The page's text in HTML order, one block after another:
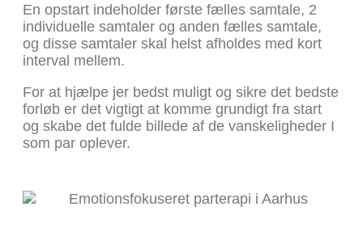
En opstart indeholder første fælles samtale, 2
individuelle samtaler og anden fælles samtale,
og disse samtaler skal helst afholdes med kort
interval mellem.
For at hjælpe jer bedst muligt og sikre det bedste
forløb er det vigtigt at komme grundigt fra start
og skabe det fulde billede af de vanskeligheder I
som par oplever.